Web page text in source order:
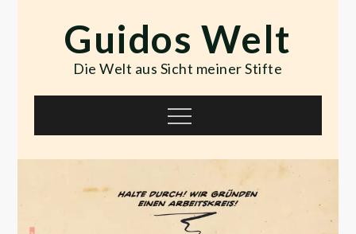
contentGuidos Welt
Die Welt aus Sicht meiner Stifte
Menu